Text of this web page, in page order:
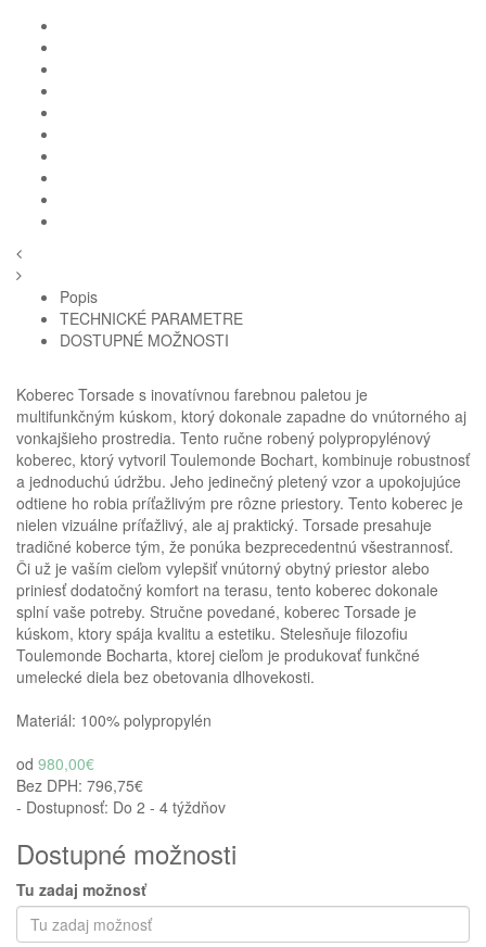
Popis
TECHNICKÉ PARAMETRE
DOSTUPNÉ MOŽNOSTI
Koberec Torsade s inovatívnou farebnou paletou je
multifunkčným kúskom, ktorý dokonale zapadne do vnútorného aj
vonkajšieho prostredia. Tento ručne robený polypropylénový
koberec, ktorý vytvoril Toulemonde Bochart, kombinuje robustnosť
a jednoduchú údržbu. Jeho jedinečný pletený vzor a upokojujúce
odtiene ho robia príťažlivým pre rôzne priestory. Tento koberec je
nielen vizuálne príťažlivý, ale aj praktický. Torsade presahuje
tradičné koberce tým, že ponúka bezprecedentnú všestrannosť.
Či už je vaším cieľom vylepšiť vnútorný obytný priestor alebo
priniesť dodatočný komfort na terasu, tento koberec dokonale
splní vaše potreby. Stručne povedané, koberec Torsade je
kúskom, ktory spája kvalitu a estetiku. Stelesňuje filozofiu
Toulemonde Bocharta, ktorej cieľom je produkovať funkčné
umelecké diela bez obetovania dlhovekosti.
Materiál: 100% polypropylén
od 980,00€
Bez DPH: 796,75€
- Dostupnosť: Do 2 - 4 týždňov
Dostupné možnosti
Tu zadaj možnosť
Homie Asistent
ODBORNÝ PORADCA